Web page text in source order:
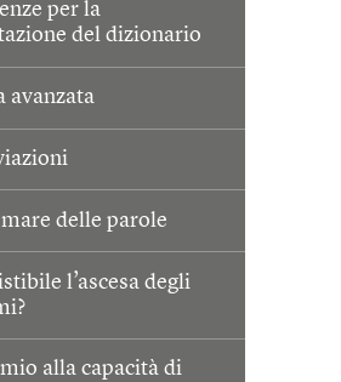
per la
del dizionario
avanzata
delle parole
l’ascesa degli
alla capacità di